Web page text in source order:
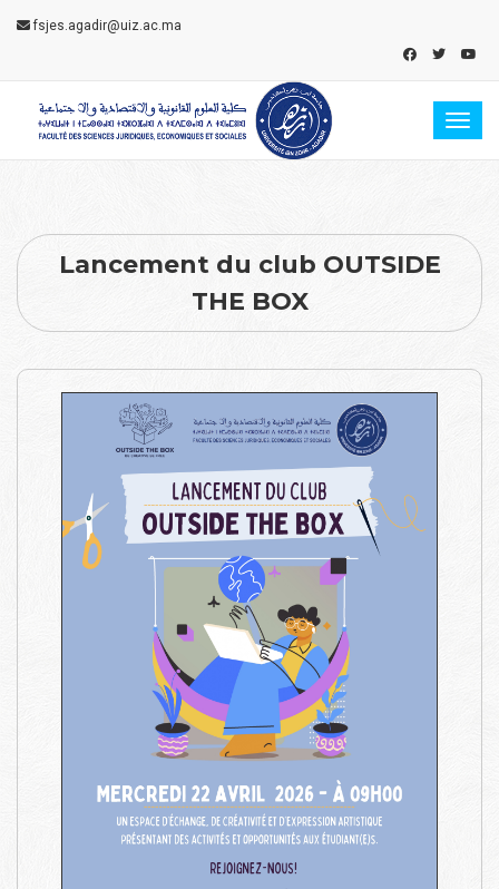
fsjes.agadir@uiz.ac.ma
Lancement du club OUTSIDE
THE BOX